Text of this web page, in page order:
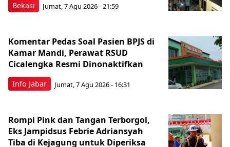
Bekasi Jumat, 7 Agu 2026 - 21:59
Info Jabar
Komentar Pedas Soal Pasien BPJS di
Kamar Mandi, Perawat RSUD
Cicalengka Resmi Dinonaktifkan
Jumat, 7 Agu 2026 - 16:31
Rompi Pink dan Tangan Terborgol,
Eks Jampidsus Febrie Adriansyah
Tiba di Kejagung untuk Diperiksa